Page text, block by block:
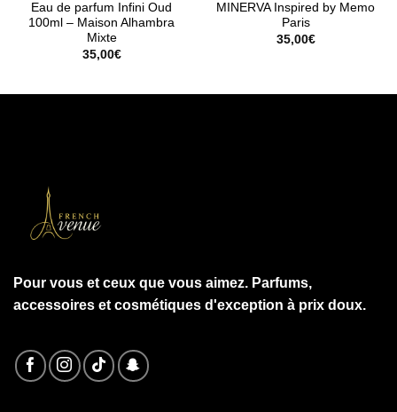
Eau de parfum Infini Oud
100ml – Maison Alhambra
Mixte
35,00€
MINERVA Inspired by Memo
Paris
35,00€
Pour vous et ceux que vous aimez. Parfums,
accessoires et cosmétiques d'exception à prix doux.